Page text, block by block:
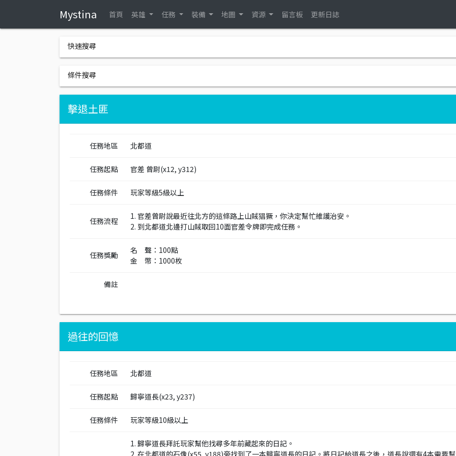
Mystina 首頁 英雄 任務 裝備 地圖 資源 留言板 更新日誌
快速搜尋
條件搜尋
擊退土匪
任務地區 北都道
任務起點 官差 曾尉(x12, y312)
任務條件 玩家等級5級以上
任務流程
1. 官差曾尉說最近往北方的這條路上山賊猖獗，你決定幫忙維護治安。
2. 到北都道北邊打山賊取回10面官差令牌即完成任務。
任務獎勵
名 聲：100點
金 幣：1000枚
備註
過往的回憶
任務地區 北都道
任務起點 歸寧道長(x23, y237)
任務條件 玩家等級10級以上
1. 歸寧道長拜託玩家幫他找尋多年前藏起來的日記。
2. 在北都道的石像(x55, y188)旁找到了一本歸寧道長的日記。將日記給道長之後，道長說還有4本需要幫